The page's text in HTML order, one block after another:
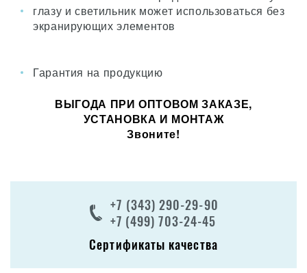
глазу и светильник может использоваться без
экранирующих элементов
Гарантия на продукцию
ВЫГОДА ПРИ ОПТОВОМ ЗАКАЗЕ,
УСТАНОВКА И МОНТАЖ
Звоните!
+7 (343) 290-29-90
+7 (499) 703-24-45
Сертификаты качества